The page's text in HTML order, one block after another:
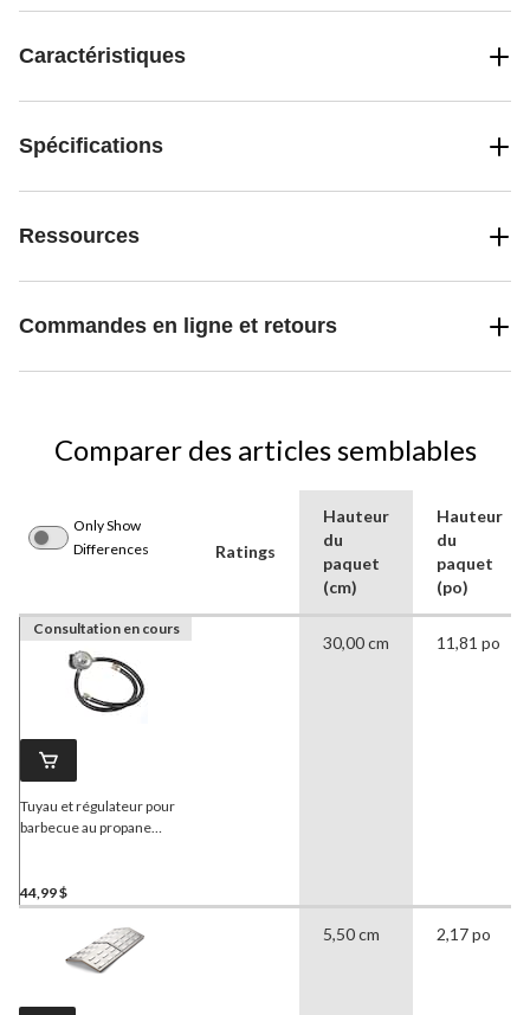
Caractéristiques
Spécifications
Ressources
Commandes en ligne et retours
Comparer des articles semblables
Only Show
Differences
Ratings
Hauteur
du
paquet
(cm)
Hauteur
du
paquet
(po)
Consultation en cours
Tuyau et régulateur pour
barbecue au propane
44,99 $
30,00 cm 11,81 po
5,50 cm 2,17 po